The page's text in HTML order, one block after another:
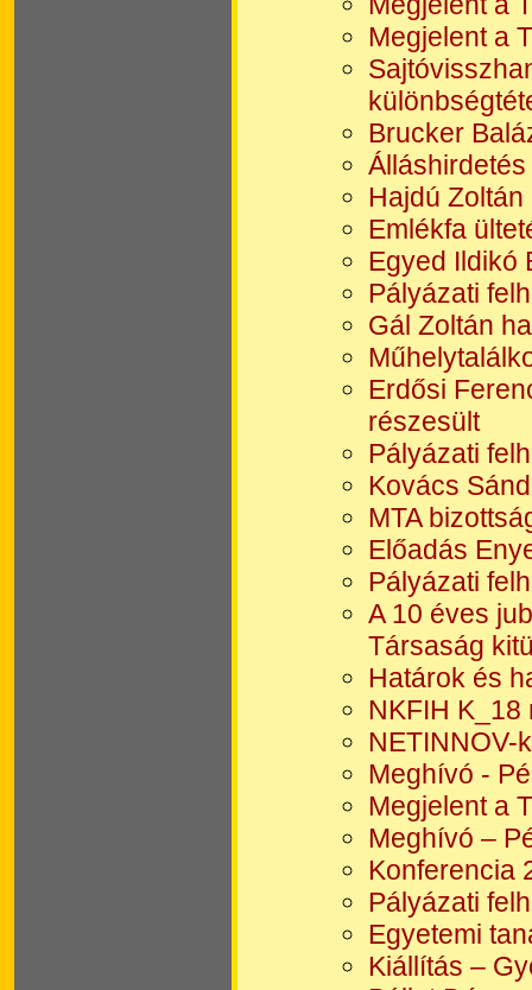
Megjelent a
Brucker
Hajdú
Emlékfa
Egyed Ildikó
Pályázati
Gál Zoltán
Erdősi
részesült
Pályázati
Kovács
MTA
Előadás
Pályázati
A 10 éves
Társaság
Határok és
NKFIH K_18
NETINNOV-
Meghívó -
Megjelent a
Meghívó –
Konferencia
Pályázati
Egyetemi
Kiállítás –